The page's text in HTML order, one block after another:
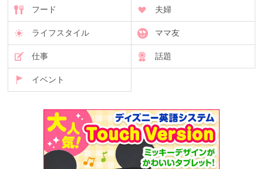
フード 夫婦
ライフスタイル ママ友
仕事 話題
イベント